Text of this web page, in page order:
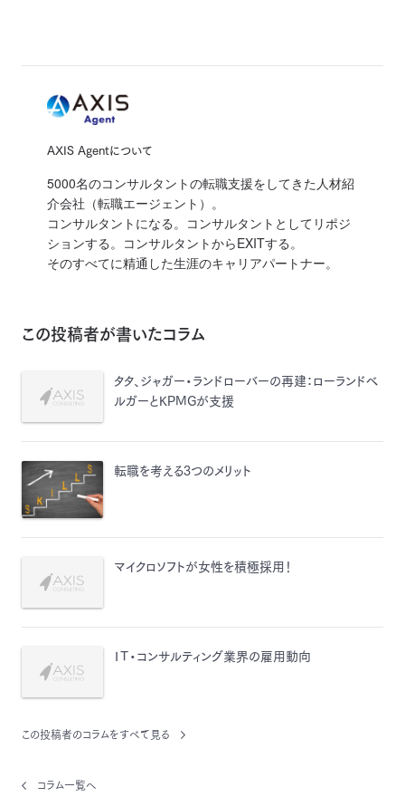
AXIS Agentについて
5000名のコンサルタントの転職支援をしてきた人材紹
介会社（転職エージェント）。
コンサルタントになる。コンサルタントとしてリポジ
ションする。コンサルタントからEXITする。
そのすべてに精通した生涯のキャリアパートナー。
この投稿者が書いたコラム
タタ、ジャガー・ランドローバーの再建：ローランドベ
ルガーとKPMGが支援
転職を考える3つのメリット
マイクロソフトが女性を積極採用！
ＩＴ・コンサルティング業界の雇用動向
この投稿者のコラムをすべて見る
コラム一覧へ